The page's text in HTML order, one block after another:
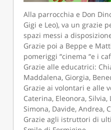
Alla parrocchia e Don
Gigi e Leo), va un grazie
spazi messi a
Grazie poi a Beppe e
pomeriggi “cinema “e i
Grazie alle educatrici:
Maddalena, Giorgia,
Grazie ai volontari e alle
Caterina, Eleonora, Silvia,
Simona, Davide, Andrea,
Grazie agli istruttori di